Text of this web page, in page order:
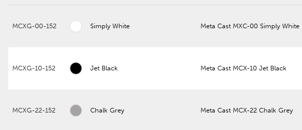
MCXG-00-152 Simply White Meta Cast MXC-00 Simply White
MCXG-10-152 Jet Black Meta Cast MCX-10 Jet Black
MCXG-22-152 Chalk Grey Meta Cast MCX-22 Chalk Grey